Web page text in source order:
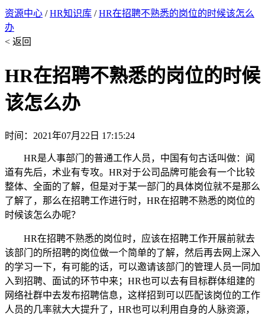
资源中心 /HR知识库 /HR在招聘不熟悉的岗位的时候该怎么
办
< 返回
HR在招聘不熟悉的岗位的时候
该怎么办
时间：2021年07月22日 17:15:24
HR是人事部门的普通工作人员，中国有句古话叫做：闻
道有先后，术业有专攻。HR对于公司品牌可能会有一个比较
整体、全面的了解，但是对于某一部门的具体岗位就不是那么
了解了，那么在招聘工作进行时，HR在招聘不熟悉的岗位的
时候该怎么办呢？
HR在招聘不熟悉的岗位时，应该在招聘工作开展前就去
该部门的所招聘的岗位做一个简单的了解，然后再去网上深入
的学习一下，有可能的话，可以邀请该部门的管理人员一同加
入到招聘、面试的环节中来；HR也可以去有目标群体组建的
网络社群中去发布招聘信息，这样招到可以匹配该岗位的工作
人员的几率就大大提升了，HR也可以利用自身的人脉资源，